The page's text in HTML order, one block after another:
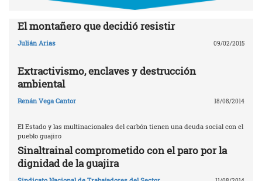
El montañero que decidió resistir
Julián Arias 09/02/2015
Extractivismo, enclaves y destrucción
ambiental
Renán Vega Cantor 18/08/2014
El Estado y las multinacionales del carbón tienen una deuda social con el
pueblo guajiro
Sinaltrainal comprometido con el paro por la
dignidad de la guajira